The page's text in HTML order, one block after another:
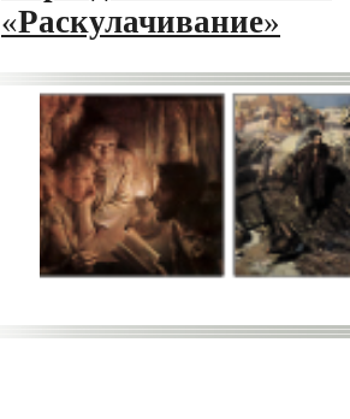
«Раскулачивание»